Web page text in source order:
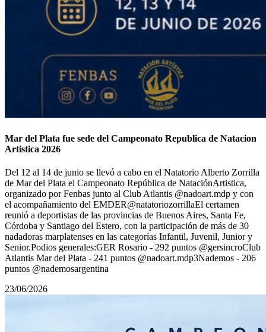
Mar del Plata fue sede del Campeonato Republica de Natacion
Artistica 2026
Del 12 al 14 de junio se llevó a cabo en el Natatorio Alberto Zorrilla
de Mar del Plata el Campeonato República de NataciónArtistica,
organizado por Fenbas junto al Club Atlantis @nadoart.mdp y con
el acompañamiento del EMDER@natatoriozorrillaEl certamen
reunió a deportistas de las provincias de Buenos Aires, Santa Fe,
Córdoba y Santiago del Estero, con la participación de más de 30
nadadoras marplatenses en las categorías Infantil, Juvenil, Junior y
Senior.Podios generales:GER Rosario - 292 puntos @gersincroClub
Atlantis Mar del Plata - 241 puntos @nadoart.mdp3Nademos - 206
puntos @nademosargentina
23/06/2026